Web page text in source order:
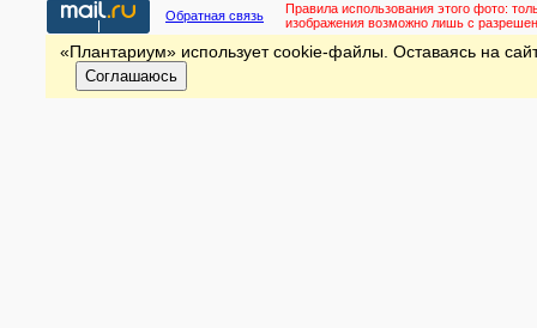
Обратная связь Правила использования этого фото:
изображения возможно лишь с
«Плантариум» использует cookie-файлы. Оставаясь на
Соглашаюсь